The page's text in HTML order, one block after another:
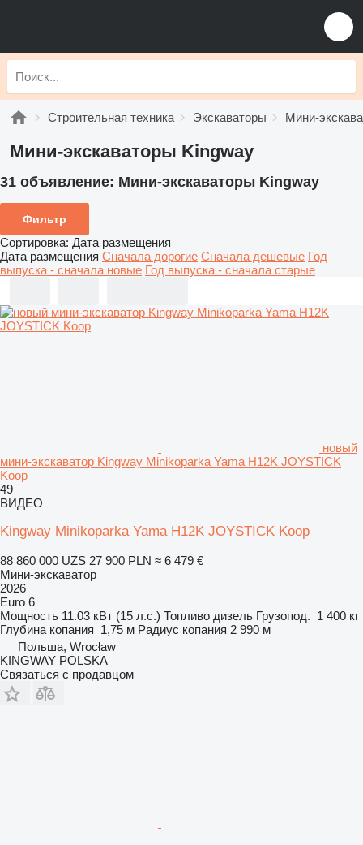
Строительная техника Экскаваторы Мини-
Мини-экскаваторы Kingway
31 объявление: Мини-экскаваторы Kingway
Фильтр
Сортировка: Дата размещения
Дата размещения Сначала дорогие Сначала дешевые Год
выпуска - сначала новые Год выпуска - сначала старые
новый
мини-экскаватор Kingway Minikoparka Yama H12K JOYSTICK
Koop
49
ВИДЕО
Kingway Minikoparka Yama H12K JOYSTICK Koop
88 860 000 UZS 27 900 PLN ≈ 6 479 €
Мини-экскаватор
2026
Euro 6
Мощность 11.03 кВт (15 л.с.) Топливо дизель Грузопод. 1 400 кг
Глубина копания 1,75 м Радиус копания 2 990 м
Польша, Wrocław
KINGWAY POLSKA
Связаться с продавцом